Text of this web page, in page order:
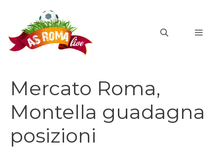
contenuto
Mercato Roma,
Montella guadagna
posizioni